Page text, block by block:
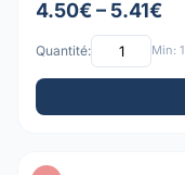
4.50€ – 5.41€
Quantité: Min: 1